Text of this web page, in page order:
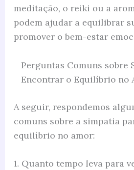
meditação, o reiki ou a
podem ajudar a equilibrar
promover o bem-estar
Perguntas Comuns sobre
Encontrar o Equilíbrio no
A seguir, respondemos
comuns sobre a simpatia
equilíbrio no amor:
1. Quanto tempo leva para